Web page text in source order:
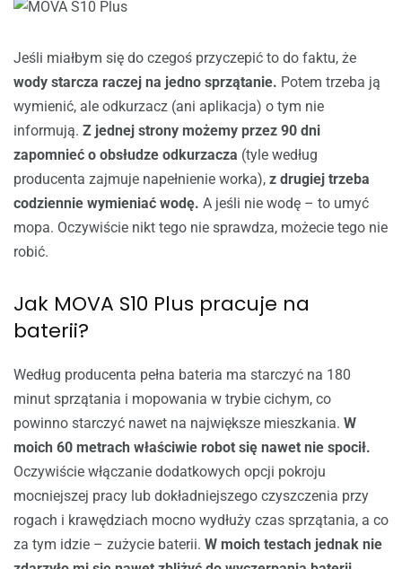
Jeśli miałbym się do czegoś przyczepić to do faktu, że
wody starcza raczej na jedno sprzątanie. Potem trzeba ją
wymienić, ale odkurzacz (ani aplikacja) o tym nie
informują. Z jednej strony możemy przez 90 dni
zapomnieć o obsłudze odkurzacza (tyle według
producenta zajmuje napełnienie worka), z drugiej trzeba
codziennie wymieniać wodę. A jeśli nie wodę – to umyć
mopa. Oczywiście nikt tego nie sprawdza, możecie tego nie
robić.
Jak MOVA S10 Plus pracuje na
baterii?
Według producenta pełna bateria ma starczyć na 180
minut sprzątania i mopowania w trybie cichym, co
powinno starczyć nawet na największe mieszkania. W
moich 60 metrach właściwie robot się nawet nie spocił.
Oczywiście włączanie dodatkowych opcji pokroju
mocniejszej pracy lub dokładniejszego czyszczenia przy
rogach i krawędziach mocno wydłuży czas sprzątania, a co
za tym idzie – zużycie baterii. W moich testach jednak nie